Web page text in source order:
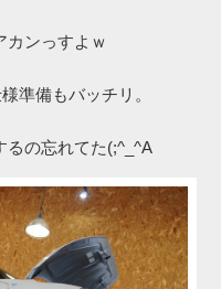
カンっすよｗ
準備もバッチリ。
るの忘れてた(;^_^A